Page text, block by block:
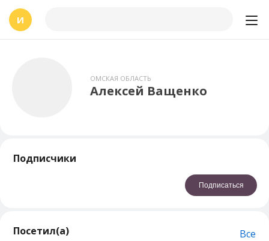
И
ОМСКАЯ ОБЛАСТЬ
Алексей Ващенко
Подписчики
Подписаться
Посетил(а) Все